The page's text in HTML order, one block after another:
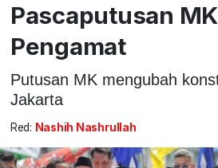
Pascaputusan
Pengamat
Putusan MK mengubah
Jakarta
Red: Nashih Nashrullah